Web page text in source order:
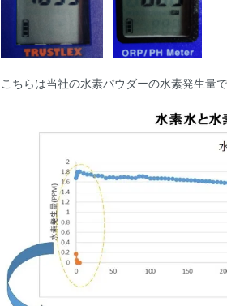
こちらは当社の水素パウダーの水素発生量